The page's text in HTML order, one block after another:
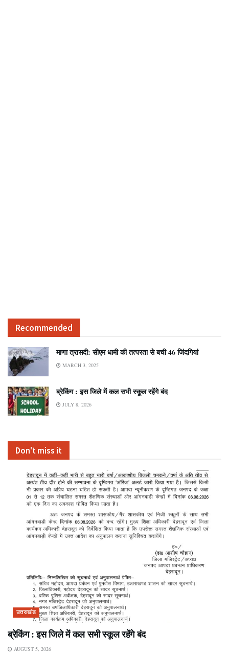
Recommended
माणा त्रासदी: सीएम धामी की तत्परता से बची 46 जिंदगियां
MARCH 3, 2025
ब्रेकिंग : इस जिले में कल सभी स्कूल रहेंगे बंद
JULY 8, 2026
Don't miss it
उत्तराखंड
ब्रेकिंग : इस जिले में कल सभी स्कूल रहेंगे बंद
AUGUST 5, 2026